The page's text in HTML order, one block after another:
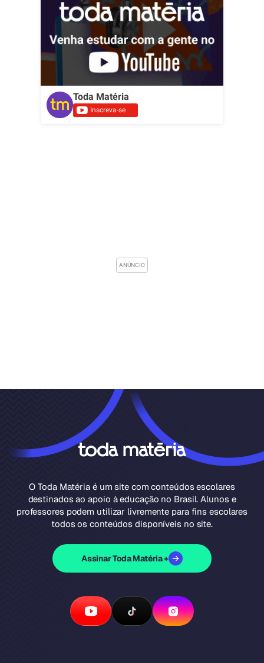
Toda Matéria
Inscreva-se
O Toda Matéria é um site com conteúdos escolares
destinados ao apoio à educação no Brasil. Alunos e
professores podem utilizar livremente para fins escolares
todos os conteúdos disponíveis no site.
Assinar Toda Matéria +